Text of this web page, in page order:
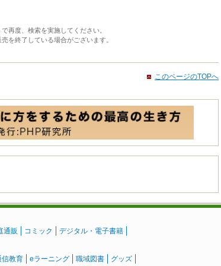
再度、検索を実施してください。
を終了している場合がございます。
このページのTOPへ
通販 コミック デジタル・電子書籍
信教育 eラーニング 職域図書 グッズ